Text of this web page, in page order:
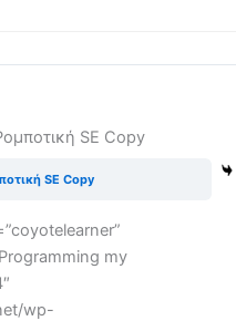
SE Copy
SE Copy
my
wp-